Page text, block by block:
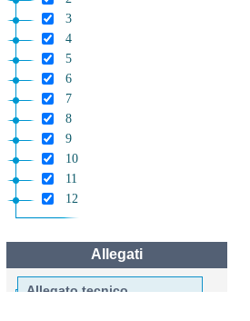
3
4
5
6
7
8
9
10
11
12
Allegati
Allegato tecnico